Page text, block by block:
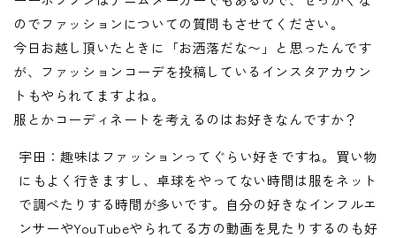
のでファッションについての質問もさせてください。
今日お越し頂いたときに「お洒落だな〜」と思ったんです
が、ファッションコーデを投稿しているインスタアカウン
トもやられてますよね。
服とかコーディネートを考えるのはお好きなんですか？
宇田：趣味はファッションってぐらい好きですね。買い物
にもよく行きますし、卓球をやってない時間は服をネット
で調べたりする時間が多いです。自分の好きなインフルエ
ンサーやYouTubeやられてる方の動画を見たりするのも好